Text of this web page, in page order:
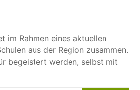
im Rahmen eines aktuellen
aus der Region zusammen.
begeistert werden, selbst mit